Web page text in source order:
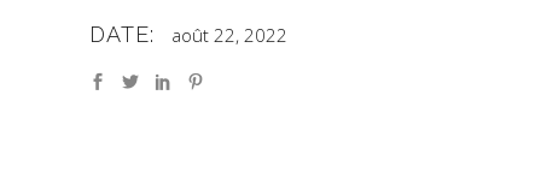
DATE: août 22, 2022